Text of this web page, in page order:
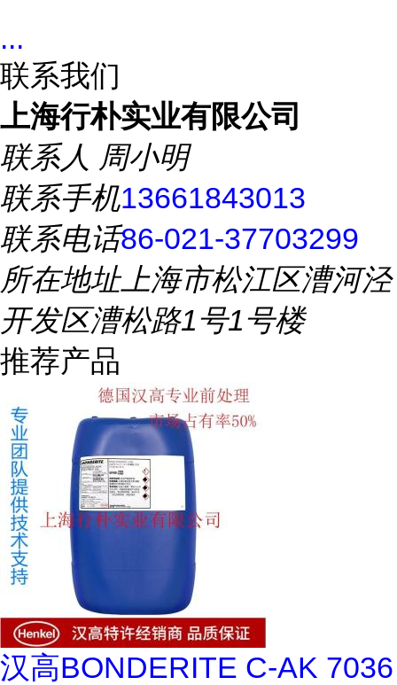
...
联系我们
上海行朴实业有限公司
联系人 周小明
联系手机13661843013
联系电话86-021-37703299
所在地址上海市松江区漕河泾
开发区漕松路1号1号楼
推荐产品
汉高BONDERITE C-AK 7036